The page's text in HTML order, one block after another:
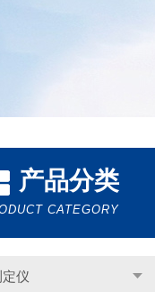
产品分类
CATEGORY
仪